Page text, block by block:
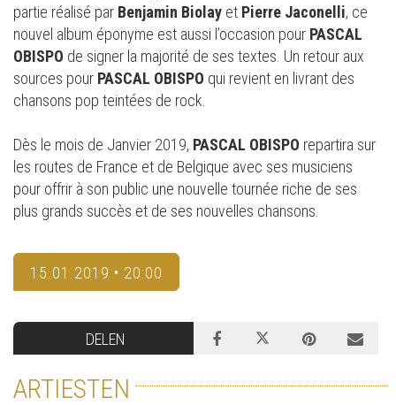
partie réalisé par Benjamin Biolay et Pierre Jaconelli, ce
nouvel album éponyme est aussi l’occasion pour PASCAL
OBISPO de signer la majorité de ses textes. Un retour aux
sources pour PASCAL OBISPO qui revient en livrant des
chansons pop teintées de rock.
Dès le mois de Janvier 2019, PASCAL OBISPO repartira sur
les routes de France et de Belgique avec ses musiciens
pour offrir à son public une nouvelle tournée riche de ses
plus grands succès et de ses nouvelles chansons.
15.01.2019 • 20:00
DELEN
ARTIESTEN